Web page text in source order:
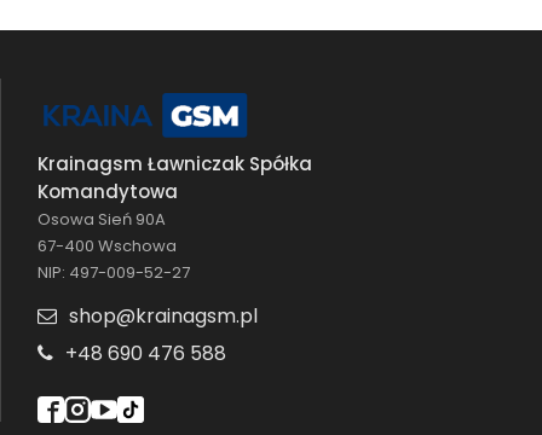
Krainagsm Ławniczak Spółka
Komandytowa
Osowa Sień 90A
67-400 Wschowa
NIP: 497-009-52-27
shop@krainagsm.pl
+48 690 476 588